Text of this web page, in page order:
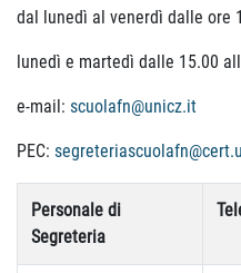
dal lunedì al venerdì dalle ore
lunedì e martedì dalle 15.00
e-mail: scuolafn@unicz.it
PEC:
Personale di
Segreteria